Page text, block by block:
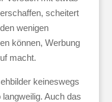
scheitert
wenigen
können, Werbung
macht.
keineswegs
Auch das